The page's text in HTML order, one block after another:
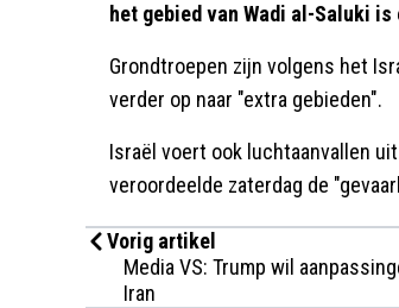
het gebied van Wadi al-Saluki
Grondtroepen zijn volgens het
verder op naar "extra gebieden".
Israël voert ook luchtaanvallen
veroordeelde zaterdag de
Vorig artikel
Media VS: Trump wil
Iran